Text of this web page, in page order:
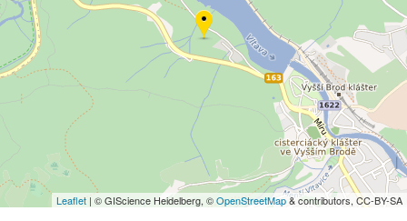
Leaflet | © GIScience Heidelberg, ©OpenStreetMap& contributors, CC-BY-SA